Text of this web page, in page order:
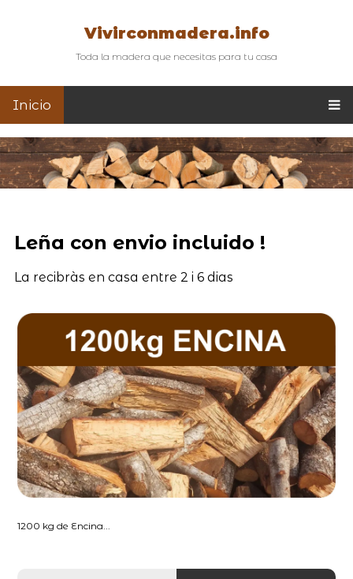
Vivirconmadera.info
Toda la madera que necesitas para tu casa
Inicio
Leña con envio incluido !
La recibràs en casa entre 2 i 6 dias
1200 kg de Encina...